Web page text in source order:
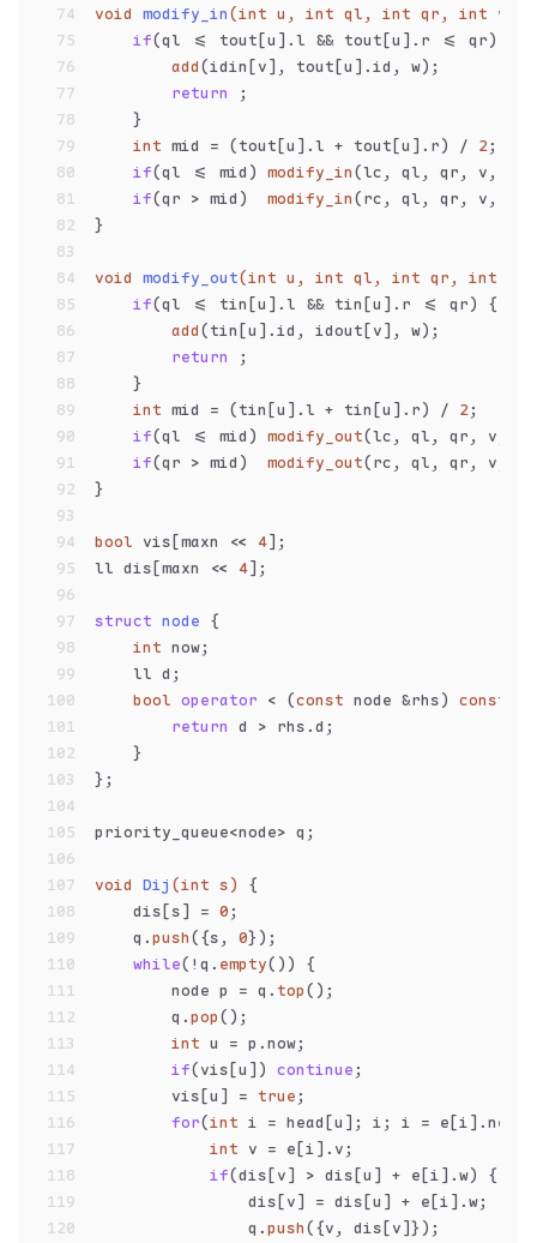
74
75
76
77
78
79
80
81
82
83
84
85
86
87
88
89
90
91
92
93
94
95
96
97
98
99
100
101
102
103
104
105
106
107
108
109
110
111
112
113
114
115
116
117
118
119
120
void modify_in(int u, int ql, int qr, int v,
if(ql <= tout[u].l && tout[u].r <= qr) {
add(idin[v], tout[u].id, w);
return
;
    }
int mid = (tout[u].l + tout[u].r) / 2;
if(ql <= mid) modify_in(lc, ql, qr, v, w);
if(qr > mid) modify_in(rc, ql, qr, v, w);
}
void modify_out(int u, int ql, int qr, int
if(ql <= tin[u].l && tin[u].r <= qr) {
add(tin[u].id, idout[v], w);
return
;
    }
int mid = (tin[u].l + tin[u].r) / 2;
if(ql <= mid) modify_out(lc, ql, qr, v,
if(qr > mid) modify_out(rc, ql, qr, v,
}
bool vis[maxn << 4];
ll dis[maxn << 4];
struct node {
int now;
    ll d;
bool operator < (const node &rhs) const
return d > rhs.d;
    }
};
priority_queue<node> q;
void Dij (int s)
{
    dis[s] =
0;
    q.
push({s, 0});
while(!q. empty()) {
        node p = q.
top();
        q.
pop();
int u = p.now;
if(vis[u]) continue;
        vis[u] =
true;
for(int i = head[u]; i; i =
int v = e[i].v;
if(dis[v] > dis[u] + e[i].w) {
                dis[v] = dis[u] + e[i].w;
                q.
push({v, dis[v]});